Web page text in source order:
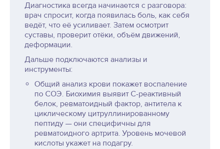
Диагностика всегда начинается с разговора:
врач спросит, когда появилась боль, как себя
ведёт, что её усиливает. Затем осмотрит
суставы, проверит отёки, объём движений,
деформации.
Дальше подключаются анализы и
инструменты:
Общий анализ крови покажет воспаление
по СОЭ. Биохимия выявит С-реактивный
белок, ревматоидный фактор, антитела к
циклическому цитруллинированному
пептиду — они специфичны для
ревматоидного артрита. Уровень мочевой
кислоты укажет на подагру.